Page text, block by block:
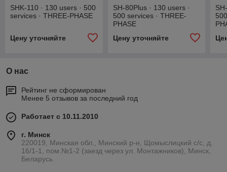
SHK-110 · 130 users · 500
services · THREE-PHASE
Цену уточняйте
SH-80Plus · 130 users ·
500 services · THREE-
PHASE
Цену уточняйте
О нас
Рейтинг не сформирован
Менее 5 отзывов за последний год
Работает с 10.11.2010
г. Минск
220019, Минская обл., Минский р-н, Щомыслицкий с/с, д.
16/1-1, пом.№1-2 (заезд через ул. Монтажников), Минск,
Беларусь